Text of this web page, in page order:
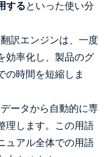
するといった使い分
訳エンジンは、一度
効率化し、製品のグ
の時間を短縮しま
ータから自動的に専
理します。この用語
ュアル全体での用語